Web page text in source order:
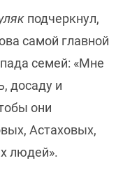
подчеркнул,
самой главной
семей: «Мне
досаду и
они
Астаховых,
людей».